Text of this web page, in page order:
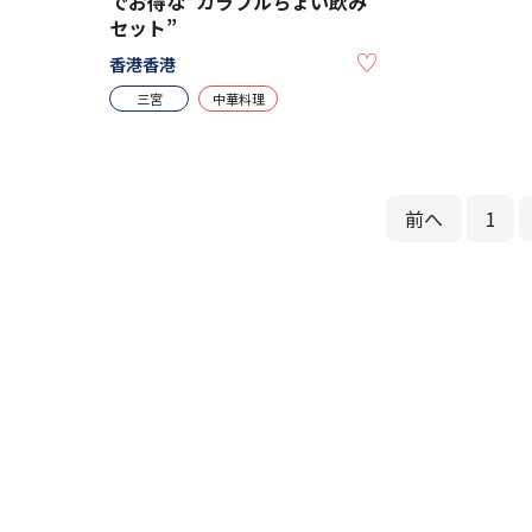
セット”
香港香港
三宮 中華料理
前へ 1